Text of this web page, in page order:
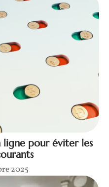
ligne pour éviter les
2025